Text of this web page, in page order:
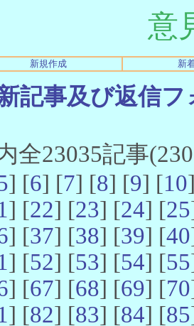
意
新規作成 新
記事及び返信
全23035記事
] [6] [7] [8] [9] [10
] [22] [23] [24] [25
] [37] [38] [39] [40
] [52] [53] [54] [55
] [67] [68] [69] [70
] [82] [83] [84] [85